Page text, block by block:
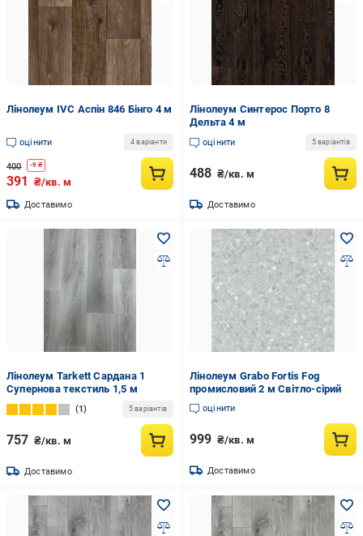
Лінолеум IVC Аспін 846 Бінго 4 м
оцінити 4 варіанти
400 -9 ₴
391 ₴/кв. м
Доставимо
Лінолеум Синтерос Порто 8
Дельта 4 м
оцінити 5 варіантів
488 ₴/кв. м
Доставимо
Лінолеум Tarkett Сардана 1
Супернова текстиль 1,5 м
1 5 варіантів
757 ₴/кв. м
Доставимо
Лінолеум Grabo Fortis Fog
промисловий 2 м Світло-сірий
оцінити
999 ₴/кв. м
Доставимо